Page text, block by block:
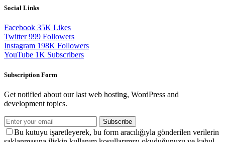
Social Links
Facebook 35K Likes
Twitter 999 Followers
Instagram 198K Followers
YouTube 1K Subscribers
Subscription Form
Get notified about our last web hosting, WordPress and
development topics.
Subscribe
Bu kutuyu işaretleyerek, bu form aracılığıyla gönderilen verilerin